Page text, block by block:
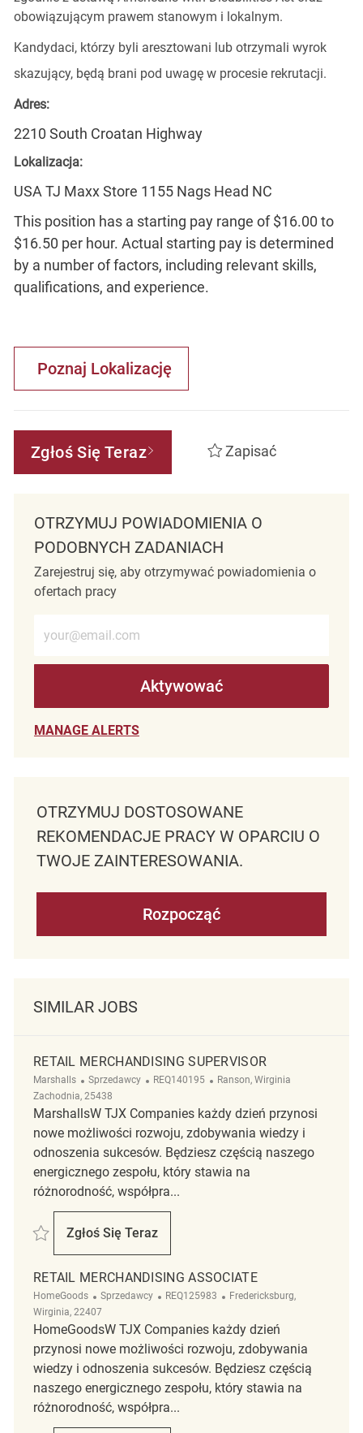
obowiązującym prawem stanowym i lokalnym.
Kandydaci, którzy byli aresztowani lub otrzymali wyrok
skazujący, będą brani pod uwagę w procesie rekrutacji.
Adres:
2210 South Croatan Highway
Lokalizacja:
USA TJ Maxx Store 1155 Nags Head NC
This position has a starting pay range of $16.00 to
$16.50 per hour. Actual starting pay is determined
by a number of factors, including relevant skills,
qualifications, and experience.
Poznaj Lokalizację
Zgłoś Się Teraz Zapisać
OTRZYMUJ POWIADOMIENIA O
PODOBNYCH ZADANIACH
Zarejestruj się, aby otrzymywać powiadomienia o
ofertach pracy
Aktywować
MANAGE ALERTS
OTRZYMUJ DOSTOSOWANE
REKOMENDACJE PRACY W OPARCIU O
TWOJE ZAINTERESOWANIA.
Rozpocząć
SIMILAR JOBS
RETAIL MERCHANDISING SUPERVISOR
Marshalls Kategoria
Sprzedawcy ReqId
REQ140195 Lokalizacja
Ranson, Wirginia
Zachodnia, 25438
MarshallsW TJX Companies każdy dzień przynosi
nowe możliwości rozwoju, zdobywania wiedzy i
odnoszenia sukcesów. Będziesz częścią naszego
energicznego zespołu, który stawia na
różnorodność, współpra...
Zapisać Retail Merchandising Supervisor REQ140195
Zgłoś Się Teraz
Retail Merchandising Supervisor
RETAIL MERCHANDISING ASSOCIATE
HomeGoods Kategoria
Sprzedawcy ReqId
REQ125983 Lokalizacja
Fredericksburg,
Wirginia, 22407
HomeGoodsW TJX Companies każdy dzień
przynosi nowe możliwości rozwoju, zdobywania
wiedzy i odnoszenia sukcesów. Będziesz częścią
naszego energicznego zespołu, który stawia na
różnorodność, współpra...